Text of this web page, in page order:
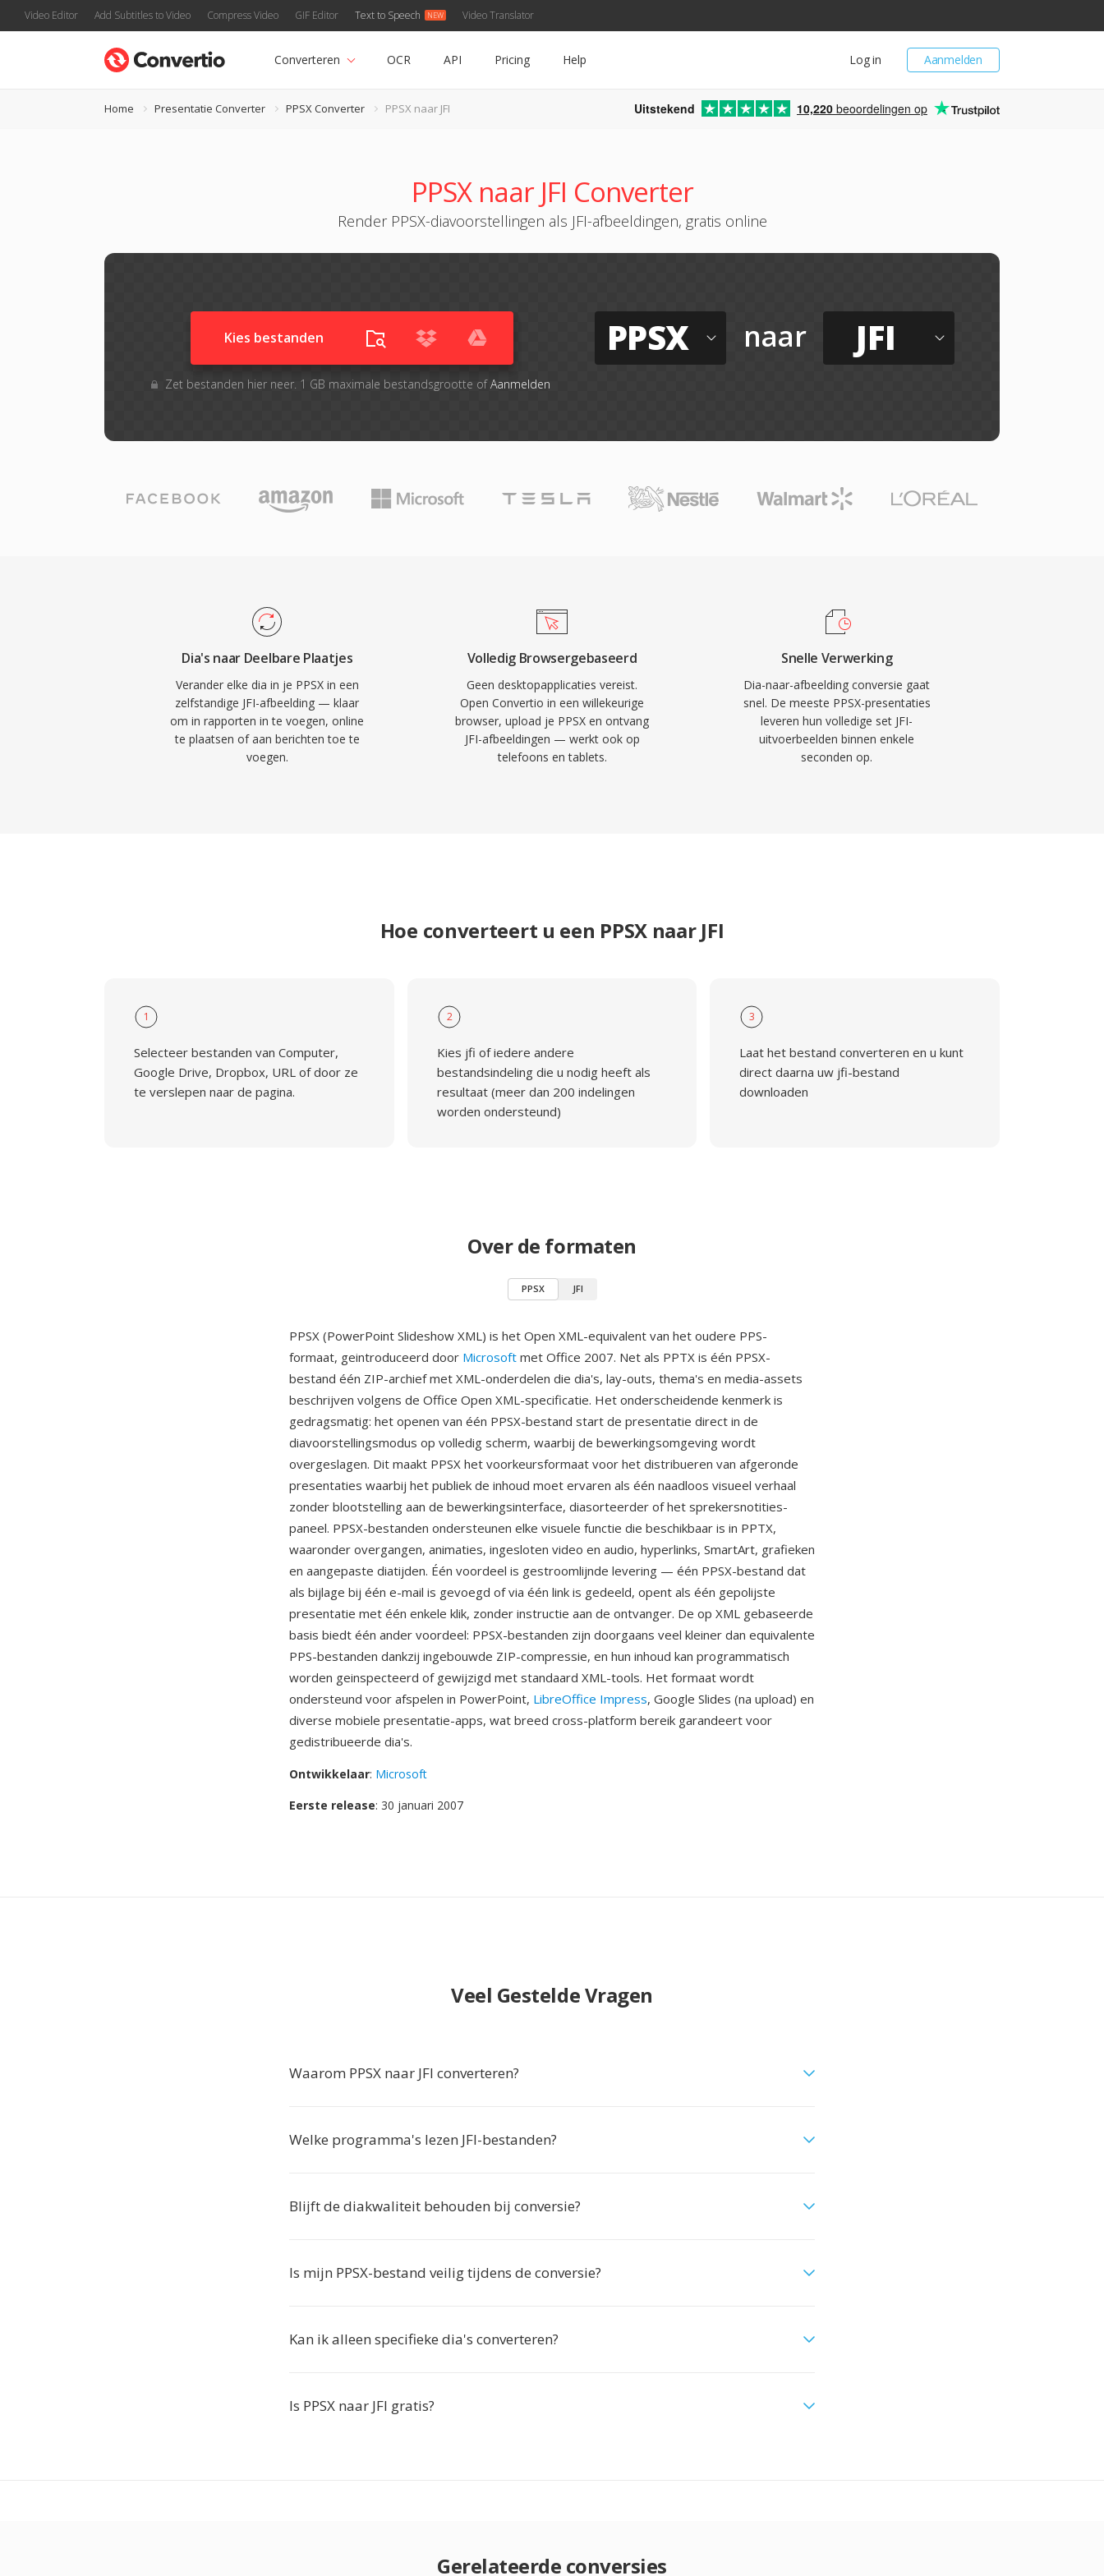
Video Editor Add Subtitles to Video Compress Video GIF Editor Text to Speech Video Translator
Aanmelden
Log in
Converteren OCR API Pricing Help
Home Presentatie Converter PPSX Converter PPSX naar JFI Uitstekend 10,220 beoordelingen op
PPSX naar JFI Converter
Render PPSX-diavoorstellingen als JFI-afbeeldingen, gratis online
Kies bestanden
Zet bestanden hier neer. 1 GB maximale bestandsgrootte ofAanmelden
PPSX naar JFI
Dia's naar Deelbare Plaatjes
Verander elke dia in je PPSX in een
zelfstandige JFI-afbeelding — klaar
om in rapporten in te voegen, online
te plaatsen of aan berichten toe te
voegen.
Volledig Browsergebaseerd
Geen desktopapplicaties vereist.
Open Convertio in een willekeurige
browser, upload je PPSX en ontvang
JFI-afbeeldingen — werkt ook op
telefoons en tablets.
Snelle Verwerking
Dia-naar-afbeelding conversie gaat
snel. De meeste PPSX-presentaties
leveren hun volledige set JFI-
uitvoerbeelden binnen enkele
seconden op.
Hoe converteert u een PPSX naar JFI
1
Selecteer bestanden van Computer,
Google Drive, Dropbox, URL of door ze
te verslepen naar de pagina.
2
Kies jfi of iedere andere
bestandsindeling die u nodig heeft als
resultaat (meer dan 200 indelingen
worden ondersteund)
3
Laat het bestand converteren en u kunt
direct daarna uw jfi-bestand
downloaden
Over de formaten
PPSX JFI
PPSX (PowerPoint Slideshow XML) is het Open XML-equivalent van het oudere PPS-
formaat, geintroduceerd door Microsoft met Office 2007. Net als PPTX is één PPSX-
bestand één ZIP-archief met XML-onderdelen die dia's, lay-outs, thema's en media-assets
beschrijven volgens de Office Open XML-specificatie. Het onderscheidende kenmerk is
gedragsmatig: het openen van één PPSX-bestand start de presentatie direct in de
diavoorstellingsmodus op volledig scherm, waarbij de bewerkingsomgeving wordt
overgeslagen. Dit maakt PPSX het voorkeursformaat voor het distribueren van afgeronde
presentaties waarbij het publiek de inhoud moet ervaren als één naadloos visueel verhaal
zonder blootstelling aan de bewerkingsinterface, diasorteerder of het sprekersnotities-
paneel. PPSX-bestanden ondersteunen elke visuele functie die beschikbaar is in PPTX,
waaronder overgangen, animaties, ingesloten video en audio, hyperlinks, SmartArt, grafieken
en aangepaste diatijden. Één voordeel is gestroomlijnde levering — één PPSX-bestand dat
als bijlage bij één e-mail is gevoegd of via één link is gedeeld, opent als één gepolijste
presentatie met één enkele klik, zonder instructie aan de ontvanger. De op XML gebaseerde
basis biedt één ander voordeel: PPSX-bestanden zijn doorgaans veel kleiner dan equivalente
PPS-bestanden dankzij ingebouwde ZIP-compressie, en hun inhoud kan programmatisch
worden geinspecteerd of gewijzigd met standaard XML-tools. Het formaat wordt
ondersteund voor afspelen in PowerPoint, LibreOffice Impress, Google Slides (na upload) en
diverse mobiele presentatie-apps, wat breed cross-platform bereik garandeert voor
gedistribueerde dia's.
Ontwikkelaar: Microsoft
Eerste release: 30 januari 2007
Veel Gestelde Vragen
Waarom PPSX naar JFI converteren?
Welke programma's lezen JFI-bestanden?
Blijft de diakwaliteit behouden bij conversie?
Is mijn PPSX-bestand veilig tijdens de conversie?
Kan ik alleen specifieke dia's converteren?
Is PPSX naar JFI gratis?
Gerelateerde conversies